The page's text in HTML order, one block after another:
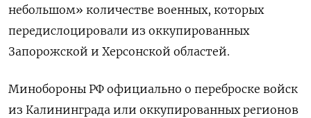
небольшом» количестве военных, которых
передислоцировали из оккупированных
Запорожской и Херсонской областей.
Минобороны РФ официально о переброске войск
из Калининграда или оккупированных регионов